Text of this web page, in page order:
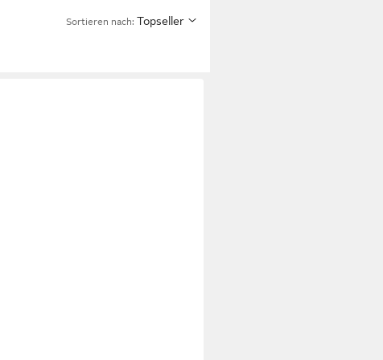
Sortieren nach: Topseller